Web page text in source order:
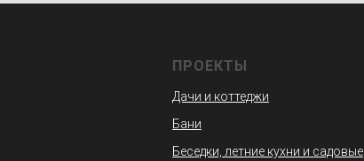
ПРОЕКТЫ
Дачи и коттеджи
Бани
Беседки, летние кухни и садовые